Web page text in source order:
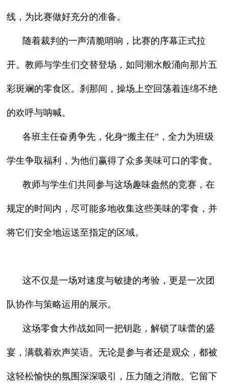
线，为比赛做好充分的准备。
随着裁判的一声清脆哨响，比赛的序幕正式拉
开。教师与学生们交替登场，如同潮水般涌向那片五
彩斑斓的零食区。刹那间，操场上空回荡着连绵不绝
的欢呼与呐喊。
各班主任奋勇争先，化身“搬主任”，全力为班级
学生争取福利，为他们赢得了众多美味可口的零食。
教师与学生们共同参与这场趣味盎然的竞赛，在
规定的时间内，尽可能多地收集这些美味的零食，并
将它们安全地运送至指定的区域。
这不仅是一场对速度与敏捷的考验，更是一次团
队协作与策略运用的展示。
这场零食大作战如同一把钥匙，解锁了味蕾的盛
宴，满载着欢声笑语。无论是参与者还是观众，都被
这轻松愉快的氛围深深吸引，压力随之消散。它留下